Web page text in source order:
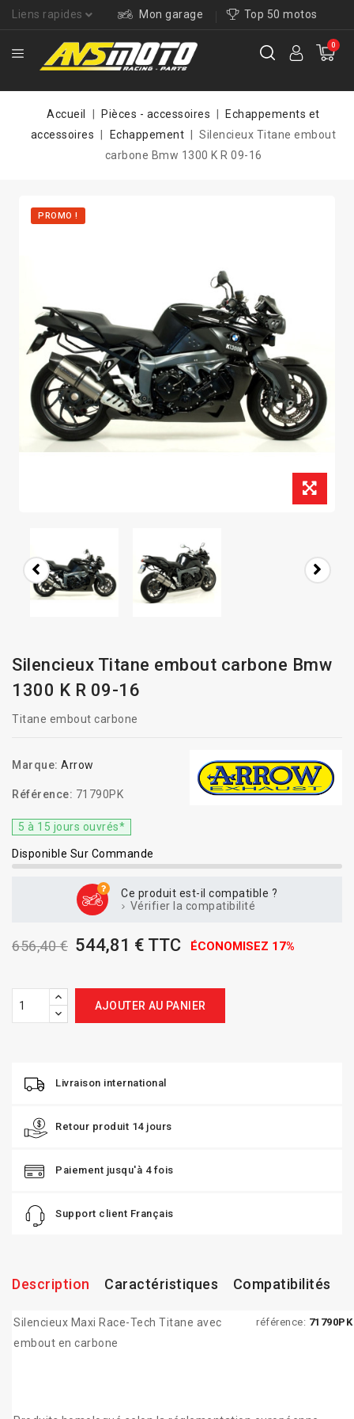
Liens rapides Mon garage Top 50 motos
0
Accueil Pièces - accessoires
Echappements et
accessoires
Echappement
Silencieux Titane embout
carbone Bmw 1300 K R 09-16
PROMO !
Silencieux Titane embout carbone Bmw
1300 K R 09-16
Titane embout carbone
Marque: Arrow
Référence: 71790PK
5 à 15 jours ouvrés*
Disponible Sur Commande
Ce produit est-il compatible ?
Vérifier la compatibilité
656,40 € 544,81 € TTC ÉCONOMISEZ 17%
AJOUTER AU PANIER
Livraison international
Retour produit 14 jours
Paiement jusqu'à 4 fois
Support client Français
Description Caractéristiques Compatibilités
référence: 71790PK
Silencieux Maxi Race-Tech Titane avec
embout en carbone